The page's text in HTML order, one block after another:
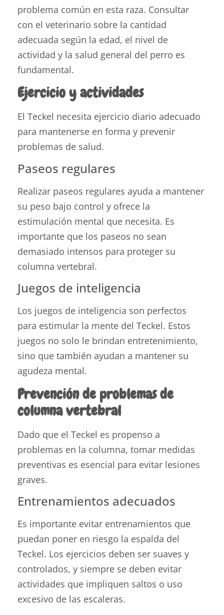
problema común en esta raza. Consultar
con el veterinario sobre la cantidad
adecuada según la edad, el nivel de
actividad y la salud general del perro es
fundamental.
Ejercicio y actividades
El Teckel necesita ejercicio diario adecuado
para mantenerse en forma y prevenir
problemas de salud.
Paseos regulares
Realizar paseos regulares ayuda a mantener
su peso bajo control y ofrece la
estimulación mental que necesita. Es
importante que los paseos no sean
demasiado intensos para proteger su
columna vertebral.
Juegos de inteligencia
Los juegos de inteligencia son perfectos
para estimular la mente del Teckel. Estos
juegos no solo le brindan entretenimiento,
sino que también ayudan a mantener su
agudeza mental.
Prevención de problemas de
columna vertebral
Dado que el Teckel es propenso a
problemas en la columna, tomar medidas
preventivas es esencial para evitar lesiones
graves.
Entrenamientos adecuados
Es importante evitar entrenamientos que
puedan poner en riesgo la espalda del
Teckel. Los ejercicios deben ser suaves y
controlados, y siempre se deben evitar
actividades que impliquen saltos o uso
excesivo de las escaleras.